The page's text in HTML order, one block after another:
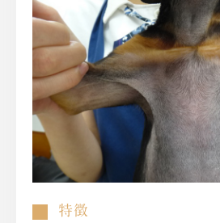
特徴